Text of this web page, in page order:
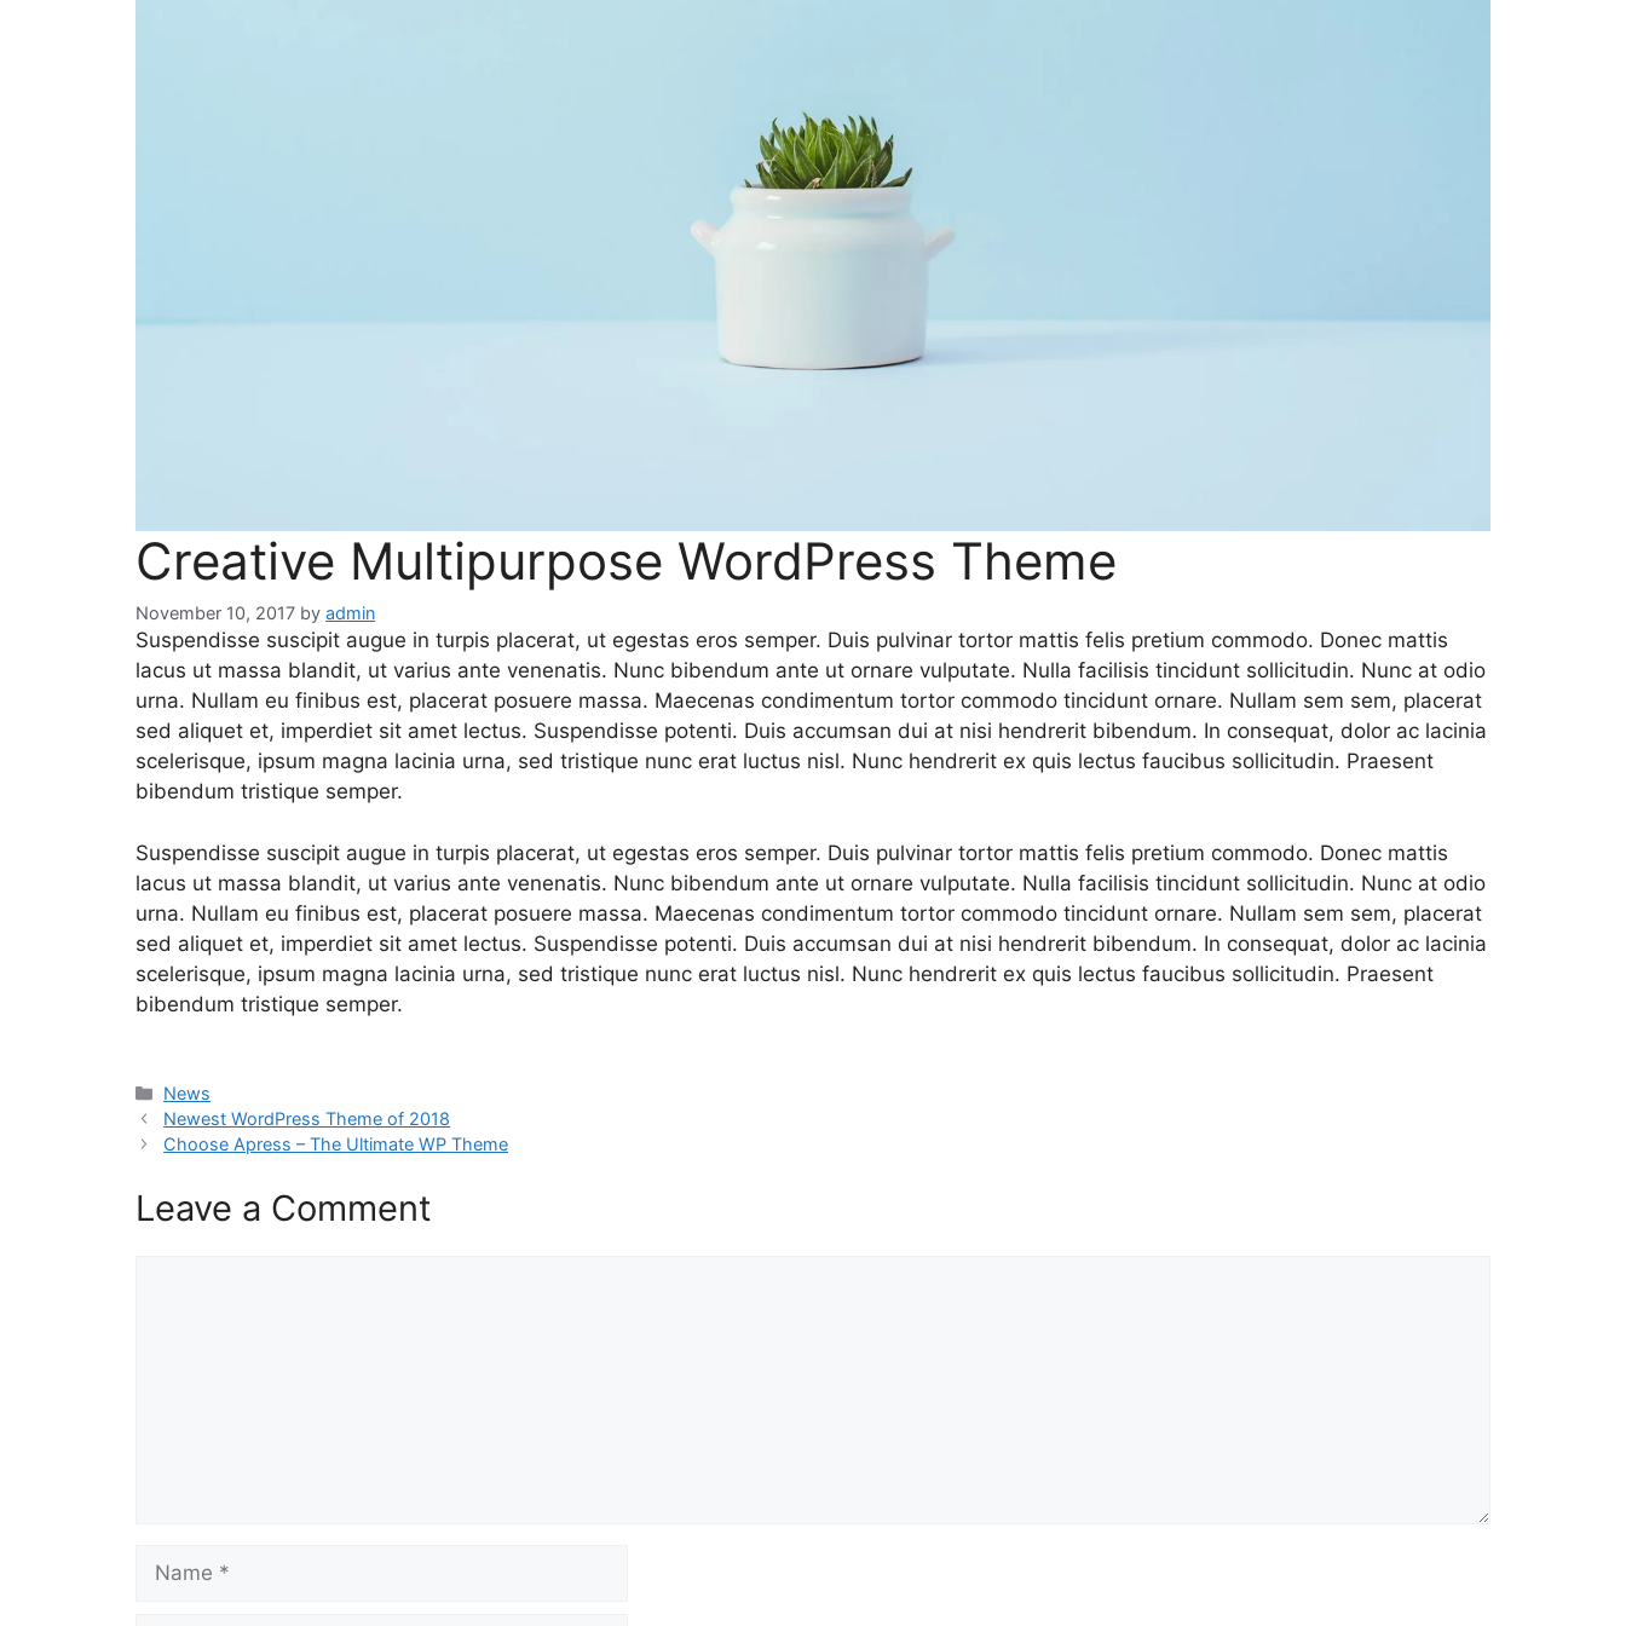
Creative Multipurpose WordPress Theme
November 10, 2017 by admin
Suspendisse suscipit augue in turpis placerat, ut egestas eros semper. Duis pulvinar tortor mattis felis pretium commodo. Donec mattis
lacus ut massa blandit, ut varius ante venenatis. Nunc bibendum ante ut ornare vulputate. Nulla facilisis tincidunt sollicitudin. Nunc at odio
urna. Nullam eu finibus est, placerat posuere massa. Maecenas condimentum tortor commodo tincidunt ornare. Nullam sem sem, placerat
sed aliquet et, imperdiet sit amet lectus. Suspendisse potenti. Duis accumsan dui at nisi hendrerit bibendum. In consequat, dolor ac lacinia
scelerisque, ipsum magna lacinia urna, sed tristique nunc erat luctus nisl. Nunc hendrerit ex quis lectus faucibus sollicitudin. Praesent
bibendum tristique semper.
Suspendisse suscipit augue in turpis placerat, ut egestas eros semper. Duis pulvinar tortor mattis felis pretium commodo. Donec mattis
lacus ut massa blandit, ut varius ante venenatis. Nunc bibendum ante ut ornare vulputate. Nulla facilisis tincidunt sollicitudin. Nunc at odio
urna. Nullam eu finibus est, placerat posuere massa. Maecenas condimentum tortor commodo tincidunt ornare. Nullam sem sem, placerat
sed aliquet et, imperdiet sit amet lectus. Suspendisse potenti. Duis accumsan dui at nisi hendrerit bibendum. In consequat, dolor ac lacinia
scelerisque, ipsum magna lacinia urna, sed tristique nunc erat luctus nisl. Nunc hendrerit ex quis lectus faucibus sollicitudin. Praesent
bibendum tristique semper.
Categories
News
Newest WordPress Theme of 2018
Choose Apress – The Ultimate WP Theme
Leave a Comment